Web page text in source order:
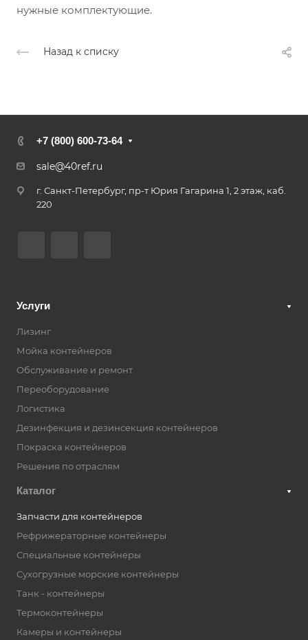
нужные комплектующие.
Назад к списку
+7 (800) 600-73-64
sale@40ref.ru
г. Санкт-Петербург, пр-т Юрия Гагарина 1, 2 этаж, каб.
220
Услуги
Лизинг
Мойка контейнеров
Обслуживание и ремонт
Переоборудование
Логистика
Дезинфекция и дезинсекция контейнеров
Покраска контейнеров
Решения по отраслям
Каталог
Запчасти для контейнеров
Рефрижераторные контейнеры
Специальные контейнеры
Сухогрузные морские контейнеры
Танк - контейнеры
Термоконтейнеры
Камеры и контейнеры